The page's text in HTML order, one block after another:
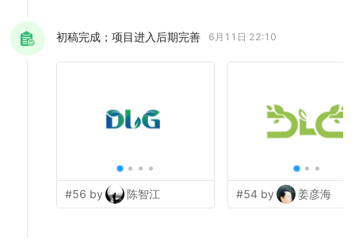
初稿完成；项目进入后期完善 6月11日 22:10
#56 by 陈智江 #54 by 姜彦海